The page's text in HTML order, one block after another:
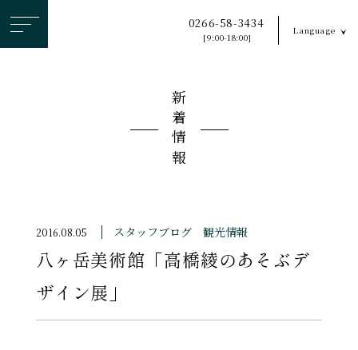
0266-58-3434
[9:00-18:00]
Language
新着情報
八ヶ岳美術館「高橋綾のあそぶデ
ザイン展」
2016.08.05 スタッフブログ 観光情報